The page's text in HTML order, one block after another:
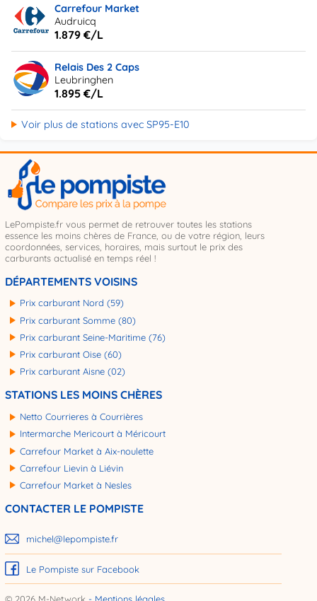
Carrefour Market
Audruicq
1.879 €/L
Relais Des 2 Caps
Leubringhen
1.895 €/L
Voir plus de stations avec SP95-E10
LePompiste.fr vous permet de retrouver toutes les stations
essence les moins chères de France, ou de votre région, leurs
coordonnées, services, horaires, mais surtout le prix des
carburants actualisé en temps réel !
DÉPARTEMENTS VOISINS
Prix carburant Nord (59)
Prix carburant Somme (80)
Prix carburant Seine-Maritime (76)
Prix carburant Oise (60)
Prix carburant Aisne (02)
STATIONS LES MOINS CHÈRES
Netto Courrieres à Courrières
Intermarche Mericourt à Méricourt
Carrefour Market à Aix-noulette
Carrefour Lievin à Liévin
Carrefour Market à Nesles
CONTACTER LE POMPISTE
michel@lepompiste.fr
Le Pompiste sur Facebook
© 2026 M-Network Mentions légales